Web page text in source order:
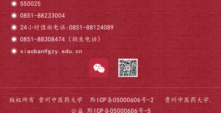
550025
0851-88233004
24小时值班电话:0851-88124089
0851-88308474（招生电话）
xiaoban@gzy.edu.cn
版权所有 贵州中医药大学 黔ICP备05000606号-2 贵州中医药大学.
公益 黔ICP备05000606号-5